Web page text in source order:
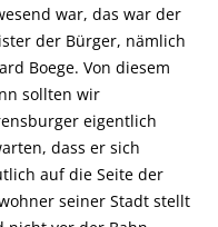
war, das war der
der Bürger, nämlich
Boege. Von diesem
sollten wir
eigentlich
dass er sich
auf die Seite der
seiner Stadt stellt